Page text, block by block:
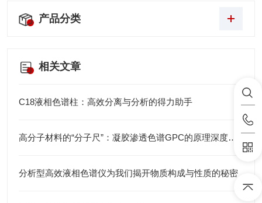
产品分类
相关文章
C18液相色谱柱：高效分离与分析的得力助手
高分子材料的“分子尺”：凝胶渗透色谱GPC的原理深度解析与应用全景
分析型高效液相色谱仪为我们揭开物质构成与性质的秘密